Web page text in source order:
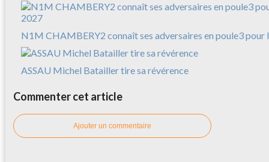
N1M CHAMBERY2 connaît ses adversaires en poule3 pour
ASSAU Michel Batailler tire sa révérence
Commenter cet article
Ajouter un commentaire